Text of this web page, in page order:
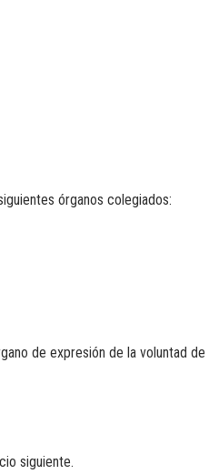
órganos colegiados:
de expresión de la voluntad de
siguiente.